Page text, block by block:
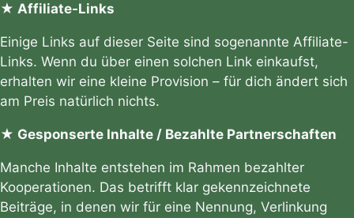
★ Affiliate-Links
Einige Links auf dieser Seite sind sogenannte Affiliate-
Links. Wenn du über einen solchen Link einkaufst,
erhalten wir eine kleine Provision – für dich ändert sich
am Preis natürlich nichts.
★ Gesponserte Inhalte / Bezahlte Partnerschaften
Manche Inhalte entstehen im Rahmen bezahlter
Kooperationen. Das betrifft klar gekennzeichnete
Beiträge, in denen wir für eine Nennung, Verlinkung